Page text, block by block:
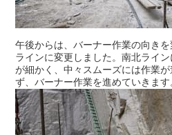
午後からは、バーナー作業の向き
ラインに変更しました。南北ライ
が細かく、中々スムーズには作業
ず、バーナー作業を進めていきます